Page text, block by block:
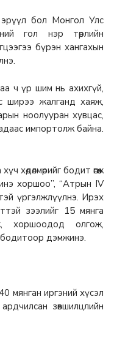
бол Монгол Улс
гол нэр төрлийн
бүрэн хангахын
ч үр шим нь ахихгүй,
ширээ жалганд хаяж,
ноолууран хувцас,
импортолж байна.
бодит өгөөж
хоршоо”, “Атрын IV
үргэлжлүүлнэ. Ирэх
зээлийг 15 мянга
хоршоодод олгож,
бодитоор дэмжинэ.
мянган иргэний хүсэл
ардчилсан зөвшилцлийн